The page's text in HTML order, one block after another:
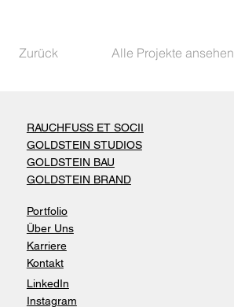
Zurück Alle Projekte ansehen
RAUCHFUSS ET SOCII
GOLDSTEIN STUDIOS
GOLDSTEIN BAU
GOLDSTEIN BRAND
Portfolio
Über Uns
Karriere
Kontakt
LinkedIn
Instagram